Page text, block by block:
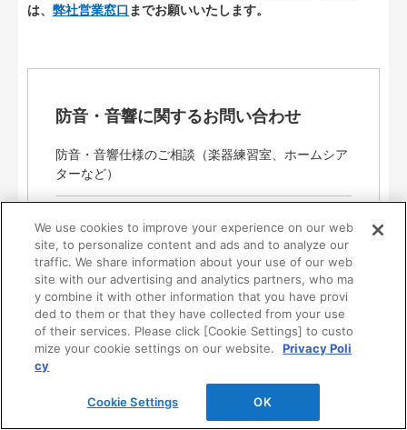
は、 弊社営業窓口 までお願いいたします。
防音・音響に関するお問い合わせ
防音・音響仕様のご相談（楽器練習室、ホームシア
ターなど）
ど）についてのご相談は、 サウンドセンター にて
承ります。
お取引に関わる製品のお問い合わせは 弊社営
業窓口までお願いします。
We use cookies to improve your experience on our web
site, to personalize content and ads and to analyze our
traffic. We share information about your use of our web
site with our advertising and analytics partners, who ma
y combine it with other information that you have provi
ded to them or that they have collected from your use
of their services. Please click [Cookie Settings] to custo
mize your cookie settings on our website.
Privacy Poli
cy
Cookie Settings OK